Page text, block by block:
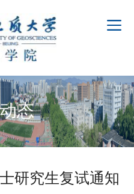
态
研究生复试通知